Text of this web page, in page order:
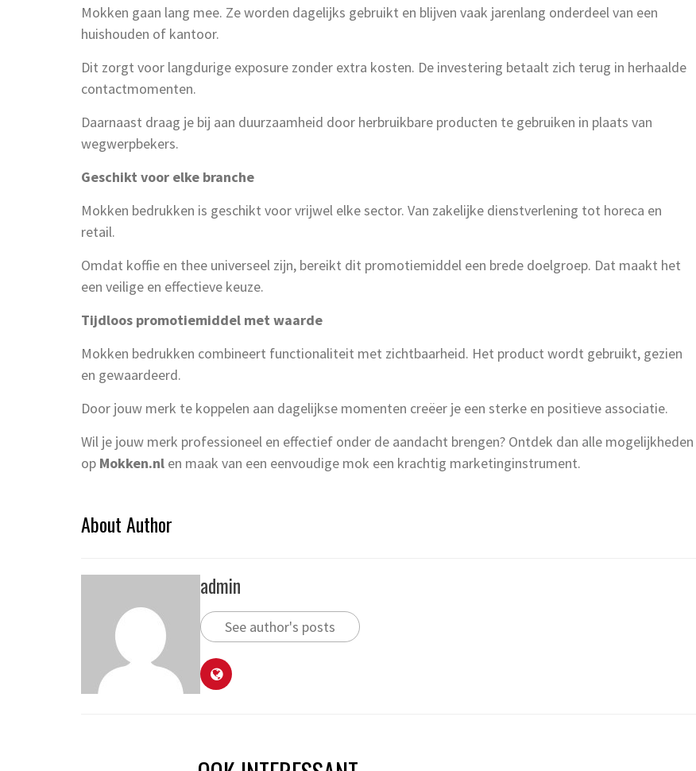
Mokken gaan lang mee. Ze worden dagelijks gebruikt en blijven vaak jarenlang onderdeel van een
huishouden of kantoor.
Dit zorgt voor langdurige exposure zonder extra kosten. De investering betaalt zich terug in herhaalde
contactmomenten.
Daarnaast draag je bij aan duurzaamheid door herbruikbare producten te gebruiken in plaats van
wegwerpbekers.
Geschikt voor elke branche
Mokken bedrukken is geschikt voor vrijwel elke sector. Van zakelijke dienstverlening tot horeca en
retail.
Omdat koffie en thee universeel zijn, bereikt dit promotiemiddel een brede doelgroep. Dat maakt het
een veilige en effectieve keuze.
Tijdloos promotiemiddel met waarde
Mokken bedrukken combineert functionaliteit met zichtbaarheid. Het product wordt gebruikt, gezien
en gewaardeerd.
Door jouw merk te koppelen aan dagelijkse momenten creëer je een sterke en positieve associatie.
Wil je jouw merk professioneel en effectief onder de aandacht brengen? Ontdek dan alle mogelijkheden
op Mokken.nl en maak van een eenvoudige mok een krachtig marketinginstrument.
About Author
admin
See author's posts